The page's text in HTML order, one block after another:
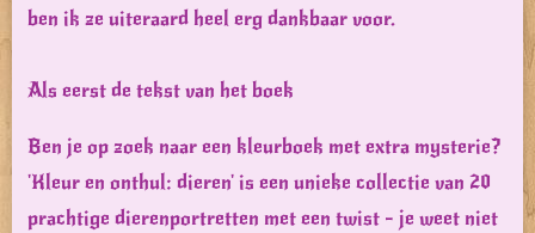
ben ik ze uiteraard heel erg dankbaar voor.
Als eerst de tekst van het boek
Ben je op zoek naar een kleurboek met extra mysterie?
'Kleur en onthul: dieren' is een unieke collectie van 20
prachtige dierenportretten met een twist - je weet niet